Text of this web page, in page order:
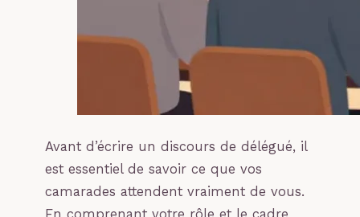
Avant d’écrire un discours de délégué, il
est essentiel de savoir ce que vos
camarades attendent vraiment de vous.
En comprenant votre rôle et le cadre